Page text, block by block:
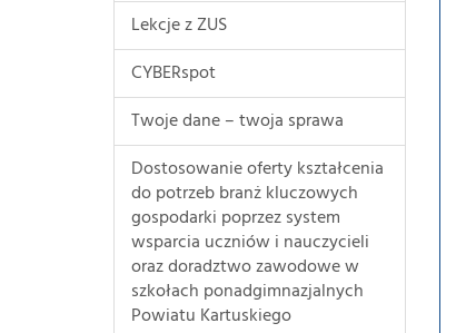
Lekcje z ZUS
CYBERspot
Twoje dane – twoja sprawa
Dostosowanie oferty kształcenia
do potrzeb branż kluczowych
gospodarki poprzez system
wsparcia uczniów i nauczycieli
oraz doradztwo zawodowe w
szkołach ponadgimnazjalnych
Powiatu Kartuskiego